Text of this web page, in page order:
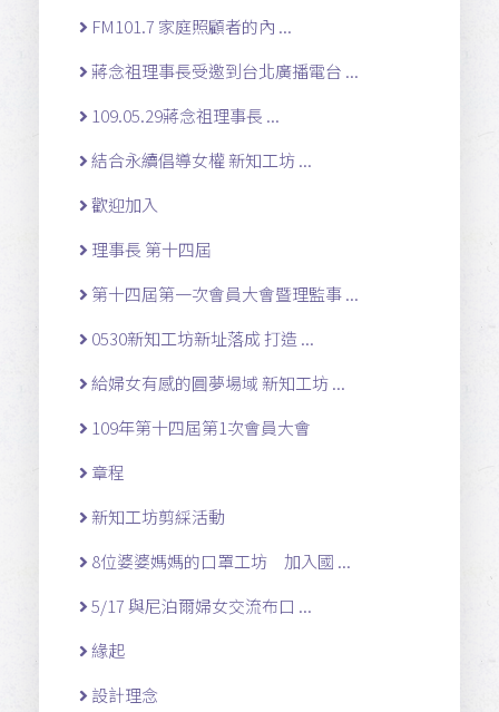
FM101.7 家庭照顧者的內 ...
蔣念祖理事長受邀到台北廣播電台 ...
109.05.29蔣念祖理事長 ...
結合永續倡導女權 新知工坊 ...
歡迎加入
理事長 第十四屆
第十四屆第一次會員大會暨理監事 ...
0530新知工坊新址落成 打造 ...
給婦女有感的圓夢場域 新知工坊 ...
109年第十四屆第1次會員大會
章程
新知工坊剪綵活動
8位婆婆媽媽的口罩工坊 加入國 ...
5/17 與尼泊爾婦女交流布口 ...
緣起
設計理念